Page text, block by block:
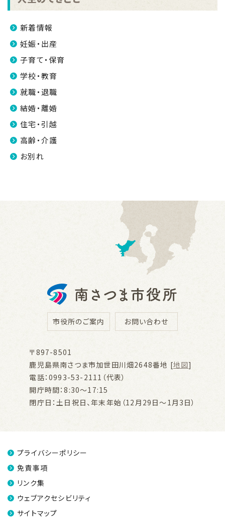
新着情報
妊娠・出産
子育て・保育
学校・教育
就職・退職
結婚・離婚
住宅・引越
高齢・介護
お別れ
市役所のご案内 お問い合わせ
〒897-8501
鹿児島県南さつま市加世田川畑2648番地 [地図]
電話：0993-53-2111（代表）
開庁時間：8:30～17:15
閉庁日：土日祝日、年末年始（12月29日～1月3日）
プライバシーポリシー
免責事項
リンク集
ウェブアクセシビリティ
サイトマップ